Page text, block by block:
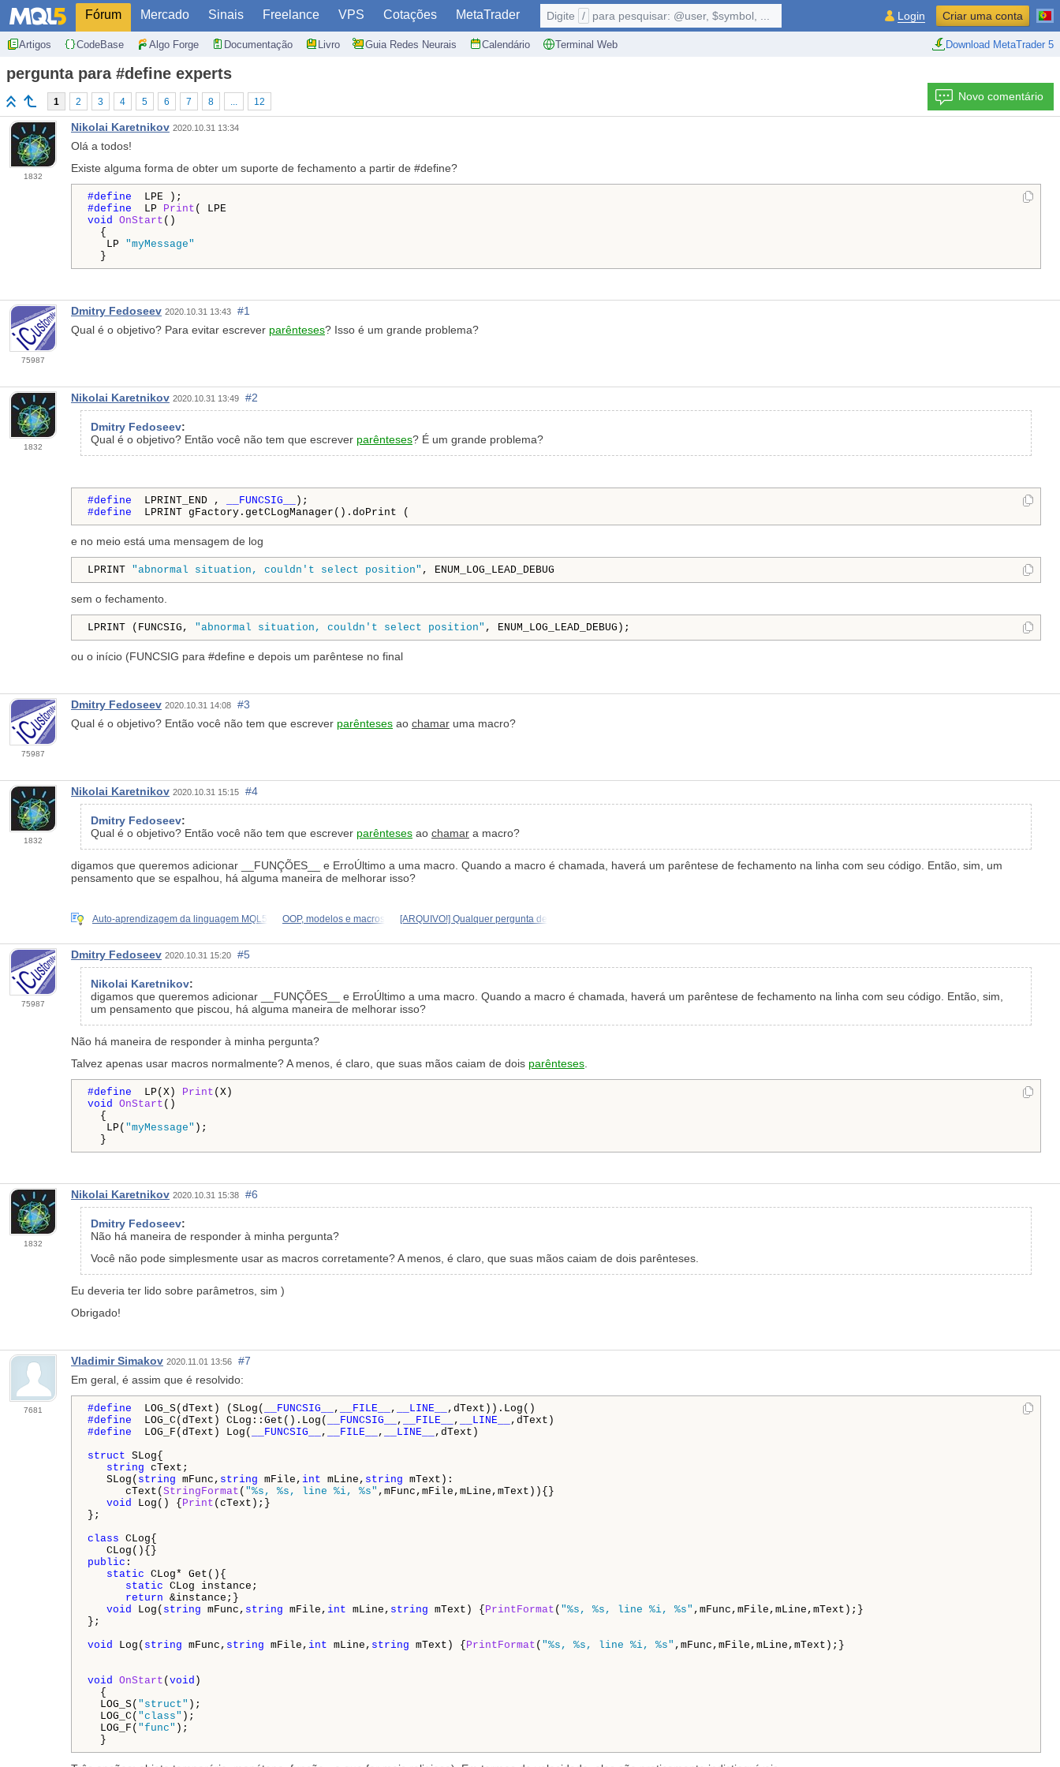
Fórum Mercado Sinais Freelance VPS Cotações MetaTrader
Artigos CodeBase Algo Forge Documentação Livro Guia Redes Neurais Calendário Terminal Web Download MetaTrader 5
Digite / para pesquisar: @user, $symbol, ... Login Criar uma conta
pergunta para #define experts
1 2 3 4 5 6 7 8 ... 12 Novo comentário
1832
Nikolai Karetnikov 2020.10.31 13:34
Olá a todos!
Existe alguma forma de obter um suporte de fechamento a partir de #define?
#define
#define
LP Print
void OnStart ()
{
LP "myMessage"
}
75987
Dmitry Fedoseev 2020.10.31 13:43
#1
Qual é o objetivo? Para evitar escrever parênteses? Isso é um grande problema?
1832
Nikolai Karetnikov 2020.10.31 13:49 #2
Dmitry Fedoseev:
Qual é o objetivo? Então você não tem que escrever parênteses? É um grande problema?
#define LPRINT_END , __FUNCSIG__
#define
LPRINT gFactory.getCLogManager().doPrint (
e no meio está uma mensagem de log
LPRINT "abnormal situation, couldn't select position" , ENUM_LOG_LEAD_DEBUG
sem o fechamento.
LPRINT (FUNCSIG, "abnormal situation, couldn't select position" , ENUM_LOG_LEAD_DEBUG);
ou o início (FUNCSIG para #define e depois um parêntese no final
75987
Dmitry Fedoseev 2020.10.31 14:08
#3
Qual é o objetivo? Então você não tem que escrever parênteses ao chamar uma macro?
1832
Nikolai Karetnikov 2020.10.31 15:15 #4
Dmitry Fedoseev:
Qual é o objetivo? Então você não tem que escrever parênteses ao chamar a macro?
digamos que queremos adicionar __FUNÇÕES__ e ErroÚltimo a uma macro. Quando a macro é chamada, haverá um parêntese de fechamento na linha com seu código. Então, sim, um
pensamento que se espalhou, há alguma maneira de melhorar isso?
Auto-aprendizagem da linguagem MQL5 OOP, modelos e macros [ARQUIVO!] Qualquer pergunta de
75987
Dmitry Fedoseev 2020.10.31 15:20 #5
Nikolai Karetnikov:
digamos que queremos adicionar __FUNÇÕES__ e ErroÚltimo a uma macro. Quando a macro é chamada, haverá um parêntese de fechamento na linha com seu código. Então, sim,
um pensamento que piscou, há alguma maneira de melhorar isso?
Não há maneira de responder à minha pergunta?
Talvez apenas usar macros normalmente? A menos, é claro, que suas mãos caiam de dois parênteses
#define LP(X) Print
void OnStart ()
{
LP( "myMessage" );
}
1832
Nikolai Karetnikov 2020.10.31 15:38 #6
Dmitry Fedoseev:
Não há maneira de responder à minha pergunta?
Você não pode simplesmente usar as macros corretamente? A menos, é claro, que suas mãos caiam de dois parênteses.
Eu deveria ter lido sobre parâmetros, sim )
Obrigado!
7681
Vladimir Simakov 2020.11.01 13:56
#7
Em geral, é assim que é resolvido:
#define LOG_S(dText) (SLog( __FUNCSIG__ , __FILE__ , __LINE__
#define
LOG_C(dText) CLog::Get().Log( __FUNCSIG__ , __FILE__ , __LINE__
#define
LOG_F(dText) Log( __FUNCSIG__ , __FILE__ , __LINE__
,dText)
struct SLog{
string cText;
SLog( string mFunc, string mFile, int mLine, string mText):
cText(StringFormat ( "%s, %s, line %i, %s" ,mFunc,mFile,mLine,mText)){}
void
Log() {Print (cText);}
};
class CLog{
public :
static CLog* Get(){
static CLog instance;
return &instance;}
void
Log( string mFunc, string mFile, int mLine, string mText) {PrintFormat ( "%s, %s, line %i, %s" ,mFunc,mFile,mLine,mText);}
};
void
Log( string mFunc, string mFile, int mLine, string mText) {PrintFormat ( "%s, %s, line %i, %s" ,mFunc,mFile,mLine,mText);}
void OnStart (void )
{
LOG_S( "struct" );
LOG_C( "class" );
LOG_F( "func" );
}